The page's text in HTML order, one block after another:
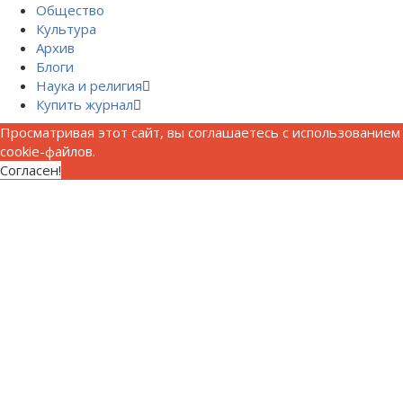
Общество
Культура
Архив
Блоги
Наука и религия
Купить журнал
Просматривая этот сайт, вы соглашаетесь с использованием
cookie-файлов.
Согласен!